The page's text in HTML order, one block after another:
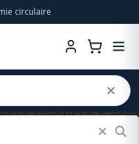
circulaire